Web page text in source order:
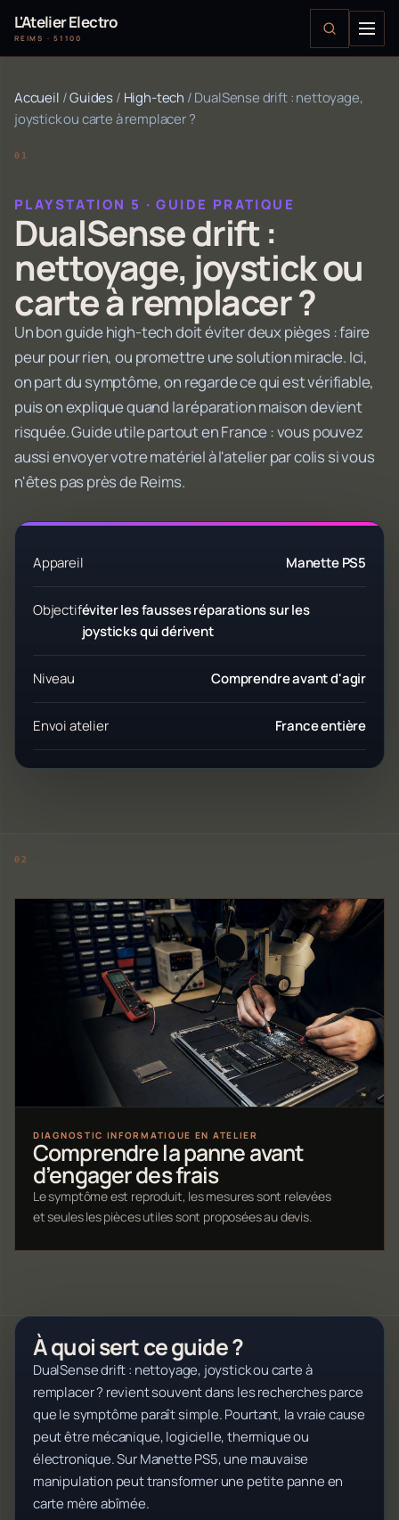
L'Atelier Electro
REIMS · 51100
Accueil /Guides/ High-tech /DualSense drift : nettoyage,
joystick ou carte à remplacer ?
PLAYSTATION 5 · GUIDE PRATIQUE
DualSense drift :
nettoyage, joystick ou
carte à remplacer ?
Un bon guide high-tech doit éviter deux pièges : faire
peur pour rien, ou promettre une solution miracle. Ici,
on part du symptôme, on regarde ce qui est vérifiable,
puis on explique quand la réparation maison devient
risquée. Guide utile partout en France : vous pouvez
aussi envoyer votre matériel à l'atelier par colis si vous
n'êtes pas près de Reims.
Appareil Manette PS5
Objectiféviter les fausses réparations sur les
joysticks qui dérivent
Niveau Comprendre avant d'agir
Envoi atelier France entière
DIAGNOSTIC INFORMATIQUE EN ATELIER
Comprendre la panne avant
d’engager des frais
Le symptôme est reproduit, les mesures sont relevées
et seules les pièces utiles sont proposées au devis.
À quoi sert ce guide ?
DualSense drift : nettoyage, joystick ou carte à
remplacer ? revient souvent dans les recherches parce
que le symptôme paraît simple. Pourtant, la vraie cause
peut être mécanique, logicielle, thermique ou
électronique. Sur Manette PS5, une mauvaise
manipulation peut transformer une petite panne en
carte mère abîmée.